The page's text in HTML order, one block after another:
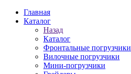
Главная
Каталог
Назад
Каталог
Фронтальные погрузчики
Вилочные погрузчики
Мини-погрузчики